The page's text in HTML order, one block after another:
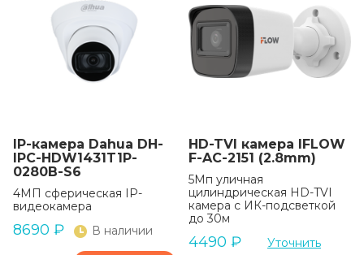
IP-камера Dahua DH-
IPC-HDW1431T1P-
0280B-S6
4МП сферическая IP-
видеокамера
8690 ₽ В наличии
HD-TVI камера IFLOW
F-AC-2151 (2.8mm)
5Мп уличная
цилиндрическая HD-TVI
камера с ИК-подсветкой
до 30м
4490 ₽ Уточнить